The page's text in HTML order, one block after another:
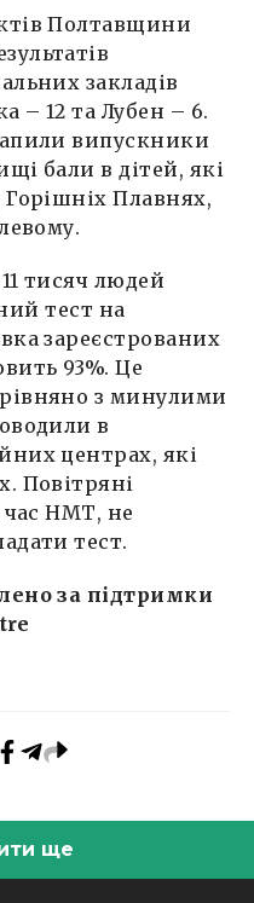
Полтавщини
закладів
– 12 та Лубен – 6.
випускники
бали в дітей, які
Плавнях,
тисяч людей
тест на
зареєстрованих
93%. Це
з минулими
в
центрах, які
Повітряні
час НМТ, не
тест.
за підтримки
ще